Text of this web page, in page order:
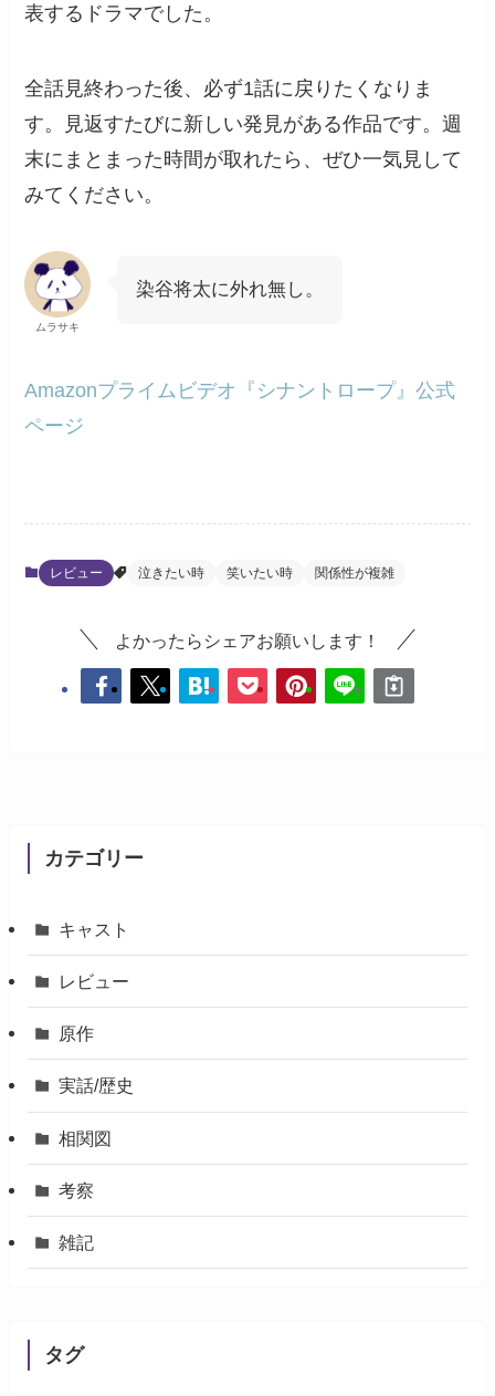
表するドラマでした。
全話見終わった後、必ず1話に戻りたくなりま
す。見返すたびに新しい発見がある作品です。週
末にまとまった時間が取れたら、ぜひ一気見して
みてください。
ムラサキ
染谷将太に外れ無し。
Amazonプライムビデオ『シナントロープ』公式
ページ
レビュー 泣きたい時 笑いたい時 関係性が複雑
よかったらシェアお願いします！
カテゴリー
キャスト
レビュー
原作
実話/歴史
相関図
考察
雑記
タグ